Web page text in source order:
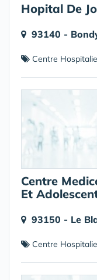
Hopital De
93140 -
Centre
Centre
Et
93150 - Le
Centre